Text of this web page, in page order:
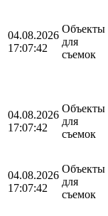
04.08.2026
17:07:42
Объекты
для
съемок
04.08.2026
17:07:42
Объекты
для
съемок
04.08.2026
17:07:42
Объекты
для
съемок